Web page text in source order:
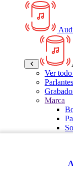
Ver
Parlantes
Marca